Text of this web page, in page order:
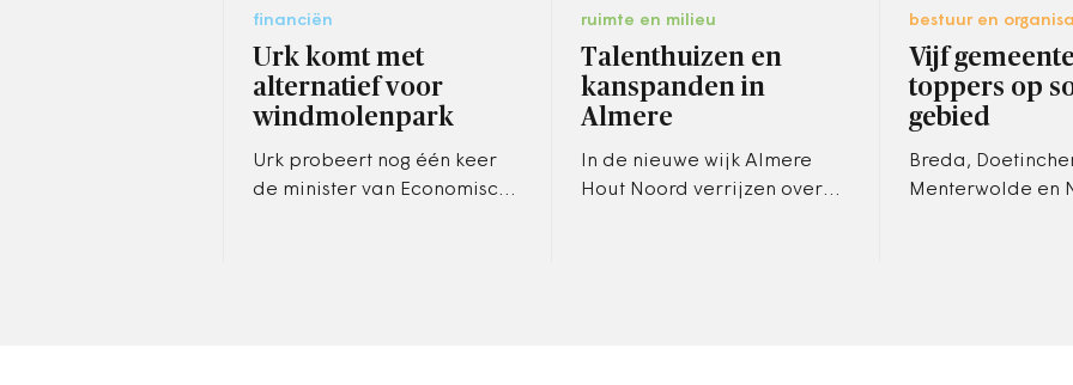
financiën
Urk komt met
alternatief voor
windmolenpark
Urk probeert nog één keer
de minister van Economische
ruimte en milieu
Talenthuizen en
kanspanden in
Almere
In de nieuwe wijk Almere
Hout Noord verrijzen over
bestuur en
Vijf
toppers op
gebied
Breda,
Menterwolde en